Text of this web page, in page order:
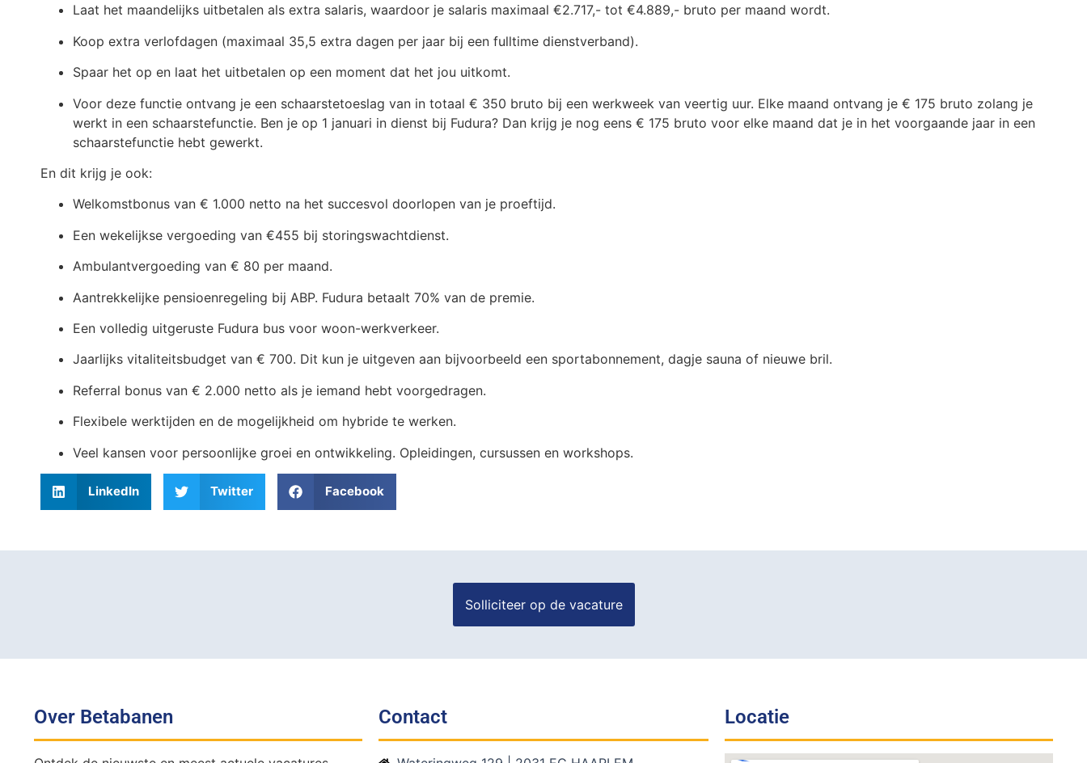
Laat het maandelijks uitbetalen als extra salaris, waardoor je salaris maximaal €2.717,- tot €4.889,- bruto per maand wordt.
Koop extra verlofdagen (maximaal 35,5 extra dagen per jaar bij een fulltime dienstverband).
Spaar het op en laat het uitbetalen op een moment dat het jou uitkomt.
Voor deze functie ontvang je een schaarstetoeslag van in totaal € 350 bruto bij een werkweek van veertig uur. Elke maand ontvang je € 175 bruto zolang je
werkt in een schaarstefunctie. Ben je op 1 januari in dienst bij Fudura? Dan krijg je nog eens € 175 bruto voor elke maand dat je in het voorgaande jaar in een
schaarstefunctie hebt gewerkt.
En dit krijg je ook:
Welkomstbonus van € 1.000 netto na het succesvol doorlopen van je proeftijd.
Een wekelijkse vergoeding van €455 bij storingswachtdienst.
Ambulantvergoeding van € 80 per maand.
Aantrekkelijke pensioenregeling bij ABP. Fudura betaalt 70% van de premie.
Een volledig uitgeruste Fudura bus voor woon-werkverkeer.
Jaarlijks vitaliteitsbudget van € 700. Dit kun je uitgeven aan bijvoorbeeld een sportabonnement, dagje sauna of nieuwe bril.
Referral bonus van € 2.000 netto als je iemand hebt voorgedragen.
Flexibele werktijden en de mogelijkheid om hybride te werken.
Veel kansen voor persoonlijke groei en ontwikkeling. Opleidingen, cursussen en workshops.
LinkedIn Twitter Facebook
Over Betabanen Contact Locatie